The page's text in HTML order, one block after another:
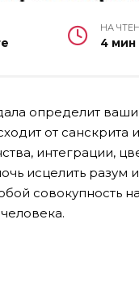
НА
4 мин
определит
от
интеграции,
исцелить разум
совокупность